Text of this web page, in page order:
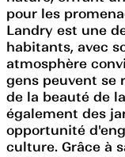
pour les
Landry est une
habitants, avec
atmosphère
gens peuvent se
de la beauté de
également des
opportunité
culture. Grâce à